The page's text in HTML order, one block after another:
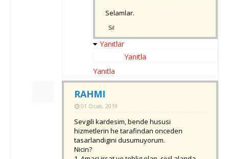
Selamlar.
Sil
Yanıtlar
Yanıtla
Yanıtla
RAHMI
01 Ocak, 2019
Sevgili kardesim, bende hususi
hizmetlerin he tarafindan onceden
tasarlandigini dusumuyorum.
Nicin?